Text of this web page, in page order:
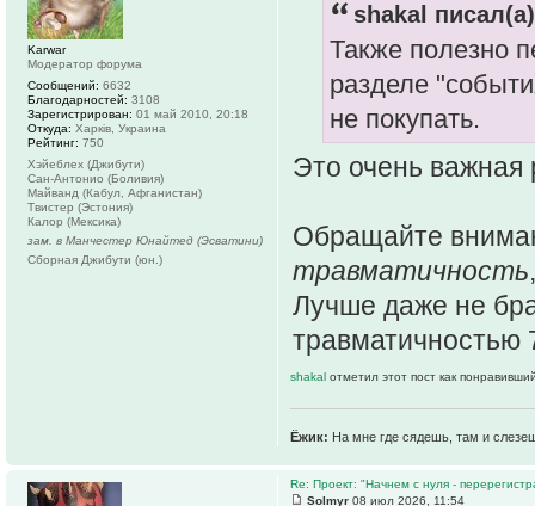
shakal
Также полезно
разделе
не покупать.
Это очень
Обращайте
травматичность
Лучше даже не
травматичностью
shakal отметил этот пост как
Ёжик: На мне где сядешь, там и
Karwar
Модератор форума
Сообщений: 6632
Благодарностей: 3108
Зарегистрирован: 01 май 2010, 20:18
Откуда: Харків, Украина
Рейтинг: 750
Хэйеблех (Джибути)
Сан-Антонио (Боливия)
Майванд (Кабул, Афганистан)
Твистер (Эстония)
Калор (Мексика)
зам. в Манчестер Юнайтед (Эсватини)
Сборная Джибути (юн.)
Re: Проект: "Начнем с нуля -
Solmyr 08 июл 2026, 11:54